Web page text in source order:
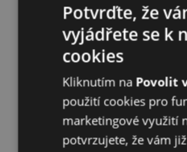
Potvrďte, že
vyjádřete se k
cookies
Kliknutím na Povolit
použití cookies pro
marketingové využití
potvrzujete, že vám